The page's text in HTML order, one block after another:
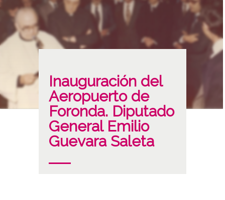
Inauguración del
Aeropuerto de
Foronda. Diputado
General Emilio
Guevara Saleta